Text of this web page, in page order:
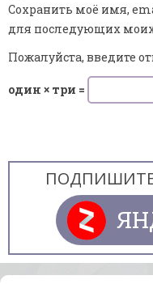
Сохранить моё имя,
для последующих
Пожалуйста, введите
один × три =